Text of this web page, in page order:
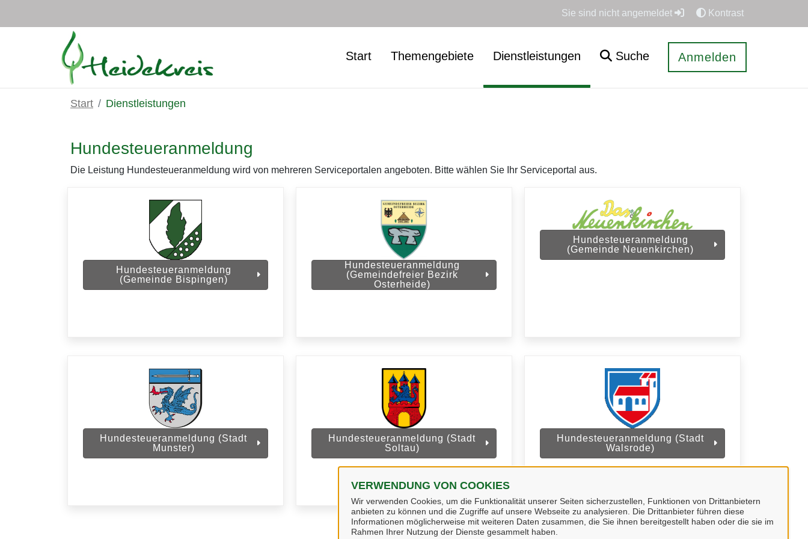
VERWENDUNG VON COOKIES
Wir verwenden Cookies, um die Funktionalität unserer Seiten sicherzustellen, Funktionen von Drittanbietern
anbieten zu können und die Zugriffe auf unsere Webseite zu analysieren. Die Drittanbieter führen diese
Informationen möglicherweise mit weiteren Daten zusammen, die Sie ihnen bereitgestellt haben oder die sie im
Rahmen Ihrer Nutzung der Dienste gesammelt haben.
Sie sind nicht angemeldet Kontrast
Start Themengebiete Dienstleistungen Suche Anmelden
Start Dienstleistungen
Hundesteueranmeldung
Die Leistung Hundesteueranmeldung wird von mehreren Serviceportalen angeboten. Bitte wählen Sie Ihr Serviceportal aus.
Hundesteueranmeldung
(Gemeinde Bispingen)
Hundesteueranmeldung
(Gemeindefreier Bezirk
Osterheide)
Hundesteueranmeldung
(Gemeinde Neuenkirchen)
Hundesteueranmeldung (Stadt
Munster)
Hundesteueranmeldung (Stadt
Soltau)
Hundesteueranmeldung (Stadt
Walsrode)